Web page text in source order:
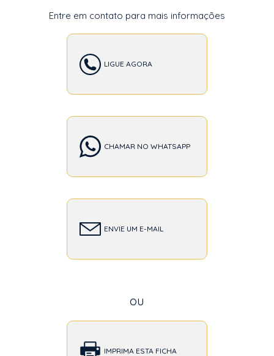
Entre em contato para mais informações
LIGUE AGORA
CHAMAR NO WHATSAPP
ENVIE UM E-MAIL
ou
IMPRIMA ESTA FICHA